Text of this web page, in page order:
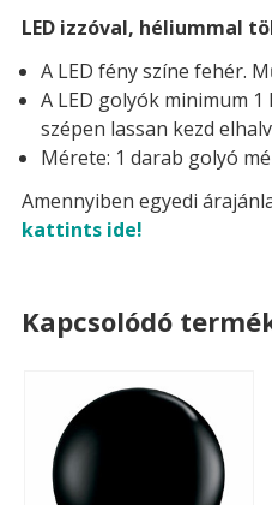
LED izzóval, héliummal
A LED fény színe fehér.
A LED golyók minimum
szépen lassan kezd
Mérete: 1 darab golyó
Amennyiben egyedi
kattints ide!
Kapcsolódó